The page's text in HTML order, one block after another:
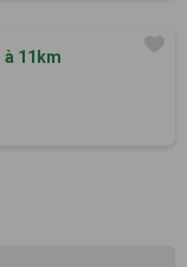
à 11km